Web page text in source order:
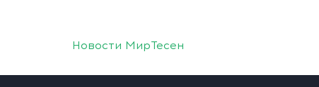
Новости МирТесен